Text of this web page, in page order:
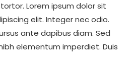
Lorem ipsum dolor sit
elit. Integer nec odio.
ante dapibus diam. Sed
elementum imperdiet. Duis